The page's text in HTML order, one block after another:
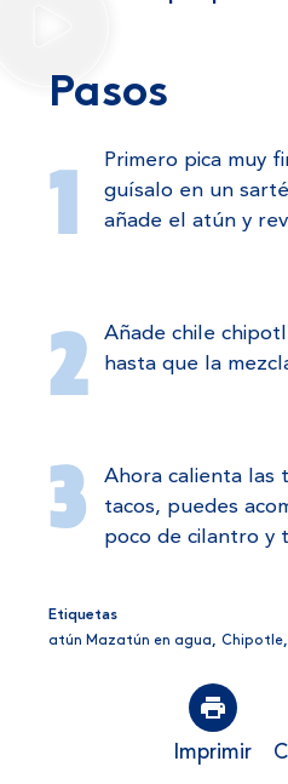
Pasos
Primero pica muy
guísalo en un
añade el atún y
Añade chile
hasta que la
Ahora calienta las
tacos, puedes
poco de cilantro y
Etiquetas
atún Mazatún en agua,Chipotle,
Imprimir